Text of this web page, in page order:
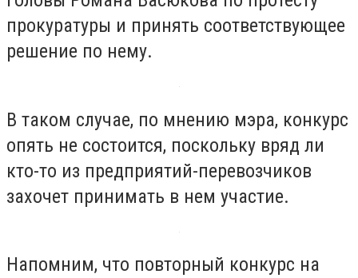
прокуратуры и принять соответствующее
решение по нему.
В таком случае, по мнению мэра, конкурс
опять не состоится, поскольку вряд ли
кто-то из предприятий-перевозчиков
захочет принимать в нем участие.
Напомним, что повторный конкурс на